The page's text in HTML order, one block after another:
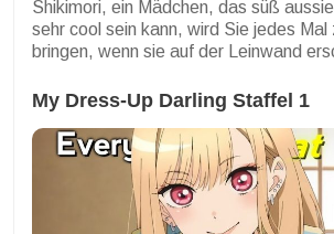
Shikimori, ein Mädchen, das süß
sehr cool sein kann, wird Sie jedes Mal
bringen, wenn sie auf der Leinwand
My Dress-Up Darling Staffel 1